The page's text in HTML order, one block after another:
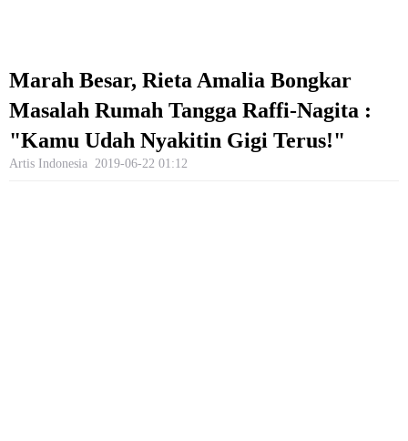
Marah Besar, Rieta Amalia Bongkar
Masalah Rumah Tangga Raffi-Nagita :
"Kamu Udah Nyakitin Gigi Terus!"
Artis Indonesia 2019-06-22 01:12